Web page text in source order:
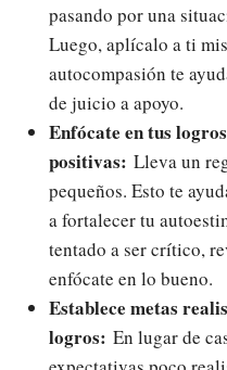
pasando por una
Luego, aplícalo a ti
autocompasión te
de juicio a apoyo.
Enfócate en tus
positivas: Lleva un
pequeños. Esto te
a fortalecer tu
tentado a ser crítico,
enfócate en lo bueno.
Establece metas
logros: En lugar de